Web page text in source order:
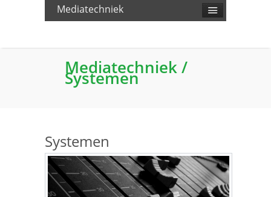
Mediatechniek
Mediatechniek /
Systemen
Systemen